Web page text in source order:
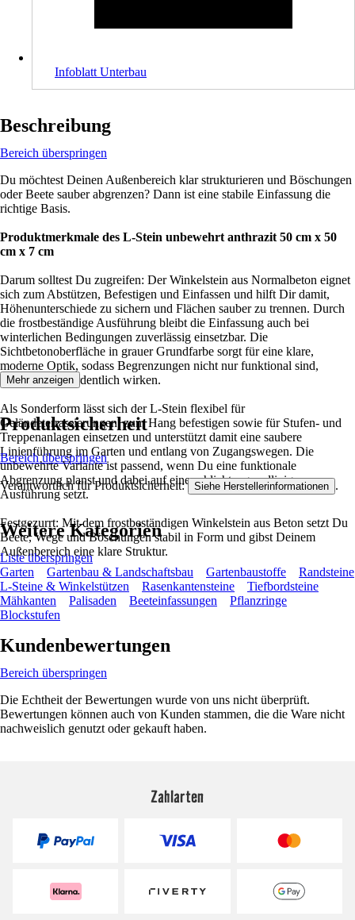
Infoblatt Unterbau
Beschreibung
Bereich überspringen
Du möchtest Deinen Außenbereich klar strukturieren und Böschungen
oder Beete sauber abgrenzen? Dann ist eine stabile Einfassung die
richtige Basis.
Produktmerkmale des L-Stein unbewehrt anthrazit 50 cm x 50
cm x 7 cm
Darum solltest Du zugreifen: Der Winkelstein aus Normalbeton eignet
sich zum Abstützen, Befestigen und Einfassen und hilft Dir damit,
Höhenunterschiede zu sichern und Flächen sauber zu trennen. Durch
die frostbeständige Ausführung bleibt die Einfassung auch bei
winterlichen Bedingungen zuverlässig einsetzbar. Die
Sichtbetonoberfläche in grauer Grundfarbe sorgt für eine klare,
moderne Optik, sodass Begrenzungen nicht nur funktional sind,
sondern auch ordentlich wirken.
Als Sonderform lässt sich der L-Stein flexibel für
Geländeterrassierungen, zum Hang befestigen sowie für Stufen- und
Treppenanlagen einsetzen und unterstützt damit eine saubere
Linienführung im Garten und entlang von Zugangswegen. Die
unbewehrte Variante ist passend, wenn Du eine funktionale
Abgrenzung planst und dabei auf eine schlichte, geradlinige
Ausführung setzt.
Festgezurrt: Mit dem frostbeständigen Winkelstein aus Beton setzt Du
Beete, Wege und Böschungen stabil in Form und gibst Deinem
Außenbereich eine klare Struktur.
Mehr anzeigen
Produktsicherheit
Bereich überspringen
Verantwortlich für Produktsicherheit: Siehe Herstellerinformationen .
Weitere Kategorien
Liste überspringen
Garten
Gartenbau & Landschaftsbau Gartenbaustoffe
Randsteine
L-Steine & Winkelstützen
Rasenkantensteine
Tiefbordsteine
Mähkanten
Palisaden Beeteinfassungen
Pflanzringe
Blockstufen
Kundenbewertungen
Bereich überspringen
Die Echtheit der Bewertungen wurde von uns nicht überprüft.
Bewertungen können auch von Kunden stammen, die die Ware nicht
nachweislich genutzt oder gekauft haben.
Zahlarten